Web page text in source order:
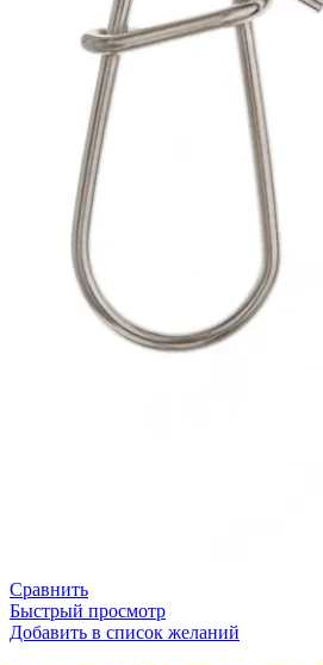
Сравнить
Быстрый просмотр
Добавить в список желаний